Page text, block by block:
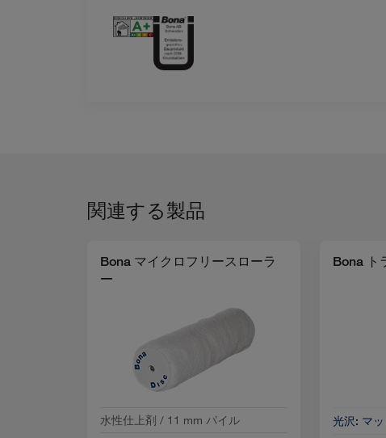
関連する製品
Bona マイクロフリースローラ
―
水性仕上剤 / 11 mm パイル
Bona ト
光沢:
マ